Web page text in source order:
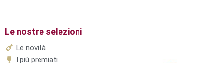
Le nostre selezioni
Le novità
I più premiati